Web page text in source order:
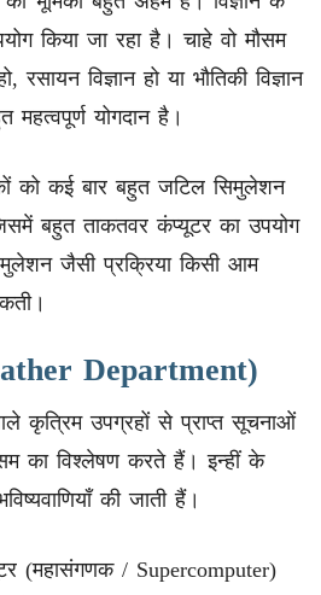
किया जा रहा है। चाहे वो मौसम
रसायन विज्ञान हो या भौतिकी विज्ञान
योगदान है।
को कई बार बहुत जटिल सिमुलेशन
बहुत ताकतवर कंप्यूटर का उपयोग
जैसी प्रक्रिया किसी आम
Department)
कृत्रिम उपग्रहों से प्राप्त सूचनाओं
का विश्लेषण करते हैं। इन्हीं के
की जाती हैं।
(महासंगणक / Supercomputer)